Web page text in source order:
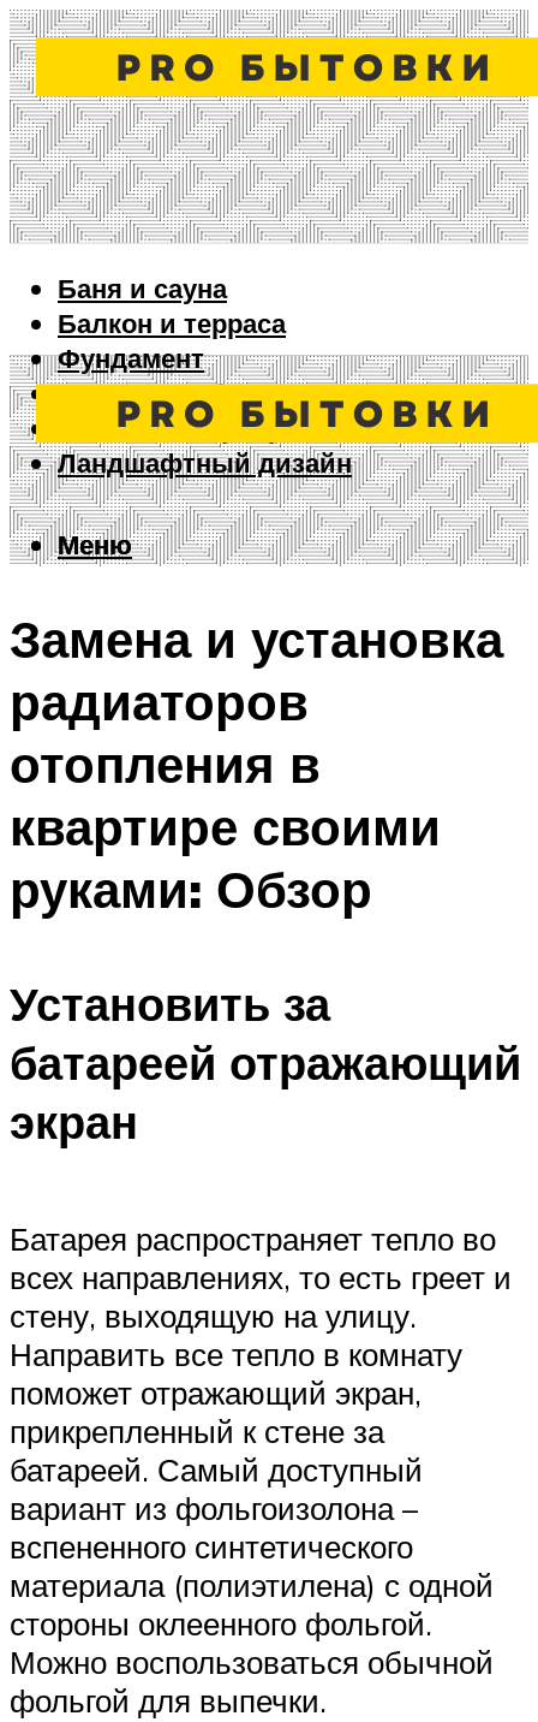
Баня и сауна
Балкон и терраса
Фундамент
Ворота и забор
Дизайн интерьера
Ландшафтный дизайн
Меню
Меню
Замена и установка
радиаторов
отопления в
квартире своими
руками: Обзор
Установить за
батареей отражающий
экран
Батарея распространяет тепло во
всех направлениях, то есть греет и
стену, выходящую на улицу.
Направить все тепло в комнату
поможет отражающий экран,
прикрепленный к стене за
батареей. Самый доступный
вариант из фольгоизолона –
вспененного синтетического
материала (полиэтилена) с одной
стороны оклеенного фольгой.
Можно воспользоваться обычной
фольгой для выпечки.